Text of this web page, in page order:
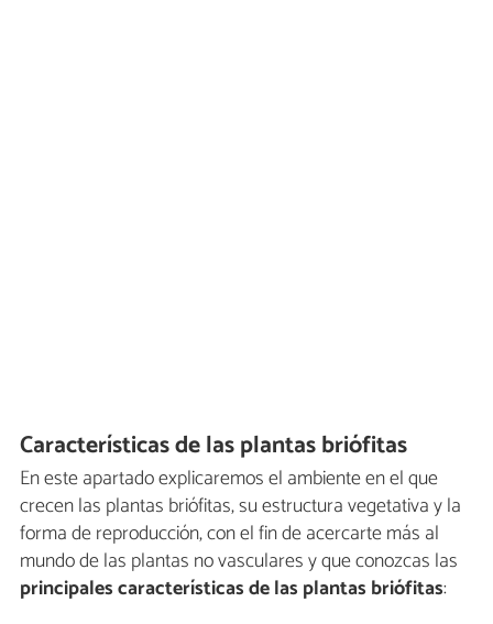
Características de las plantas briófitas
En este apartado explicaremos el ambiente en el que
crecen las plantas briófitas, su estructura vegetativa y la
forma de reproducción, con el fin de acercarte más al
mundo de las plantas no vasculares y que conozcas las
principales características de las plantas briófitas: